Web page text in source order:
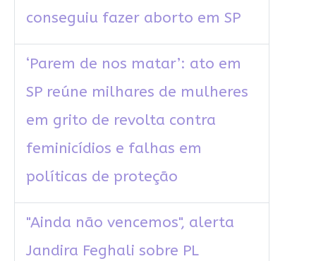
conseguiu fazer aborto em SP
‘Parem de nos matar’: ato em
SP reúne milhares de mulheres
em grito de revolta contra
feminicídios e falhas em
políticas de proteção
"Ainda não vencemos", alerta
Jandira Feghali sobre PL